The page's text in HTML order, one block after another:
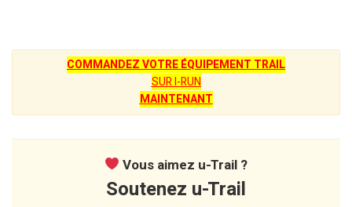
COMMANDEZ VOTRE ÉQUIPEMENT TRAIL
SUR I-RUN
MAINTENANT
Vous aimez u-Trail ?
Soutenez u-Trail